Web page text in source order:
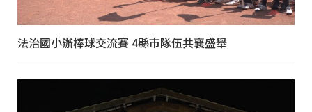
法治國小辦棒球交流賽 4縣市隊伍共襄盛舉